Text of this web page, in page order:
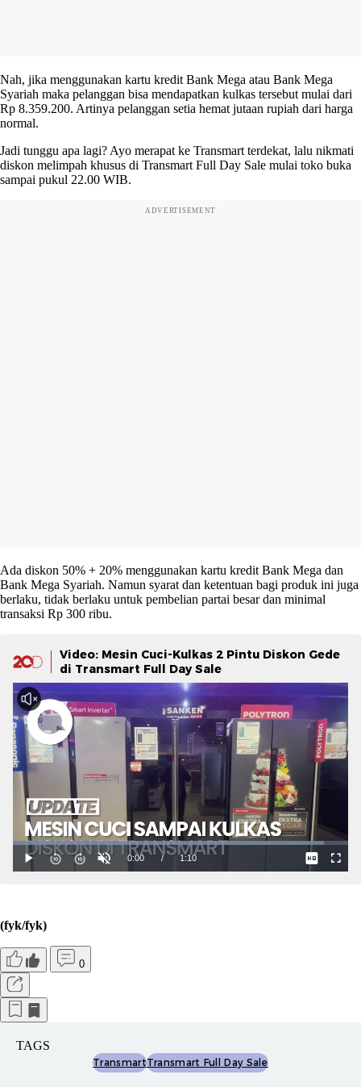
Nah, jika menggunakan kartu kredit Bank Mega atau Bank Mega
Syariah maka pelanggan bisa mendapatkan kulkas tersebut mulai dari
Rp 8.359.200. Artinya pelanggan setia hemat jutaan rupiah dari harga
normal.
Jadi tunggu apa lagi? Ayo merapat ke Transmart terdekat, lalu nikmati
diskon melimpah khusus di Transmart Full Day Sale mulai toko buka
sampai pukul 22.00 WIB.
ADVERTISEMENT
Ada diskon 50% + 20% menggunakan kartu kredit Bank Mega dan
Bank Mega Syariah. Namun syarat dan ketentuan bagi produk ini juga
berlaku, tidak berlaku untuk pembelian partai besar dan minimal
transaksi Rp 300 ribu.
Video: Mesin Cuci-Kulkas 2 Pintu Diskon Gede
di Transmart Full Day Sale
(fyk/fyk)
0
TAGS
TransmartTransmart Full Day Sale